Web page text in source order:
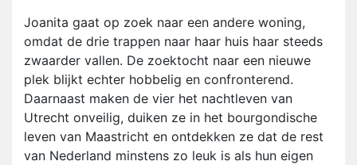
Joanita gaat op zoek naar een andere woning,
omdat de drie trappen naar haar huis haar steeds
zwaarder vallen. De zoektocht naar een nieuwe
plek blijkt echter hobbelig en confronterend.
Daarnaast maken de vier het nachtleven van
Utrecht onveilig, duiken ze in het bourgondische
leven van Maastricht en ontdekken ze dat de rest
van Nederland minstens zo leuk is als hun eigen